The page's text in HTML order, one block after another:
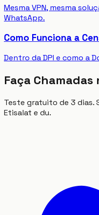
Mesma VPN, mesma
WhatsApp.
Como Funciona a
Dentro da DPI e como a
Faça Chamadas
Teste gratuito de 3 dias.
Etisalat e du.